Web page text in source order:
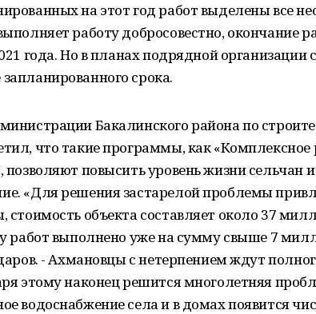
на этот год работ выделены все
работу добросовестно, окончание
года. Но в планах подрядной организации
срока.
Бакалинского района по
что такие программы, как «Комплексное
позволяют повысить уровень жизни сельчан
«Для решения застарелой проблемы
стоимость объекта составляет около 37
работ выполнено уже на сумму свыше 7
- Ахмановцы с нетерпением ждут
этому наконец решится многолетняя
водоснабжение села и в домах появится